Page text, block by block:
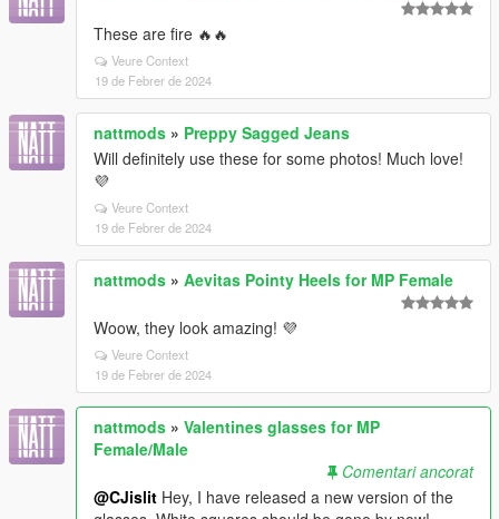
These are fire 🔥🔥
Veure Context
19 de Febrer de 2024
nattmods » Preppy Sagged Jeans
Will definitely use these for some photos! Much love!
💜
Veure Context
19 de Febrer de 2024
nattmods » Aevitas Pointy Heels for MP Female
Woow, they look amazing! 💜
Veure Context
19 de Febrer de 2024
nattmods » Valentines glasses for MP
Female/Male
Comentari ancorat
@CJislit Hey, I have released a new version of the